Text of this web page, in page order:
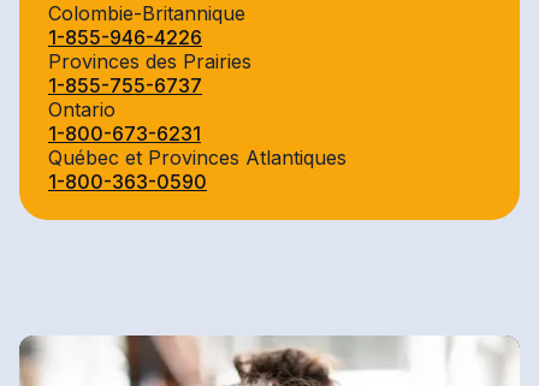
Colombie-Britannique
1-855-946-4226
Provinces des Prairies
1-855-755-6737
Ontario
1-800-673-6231
Québec et Provinces Atlantiques
1-800-363-0590